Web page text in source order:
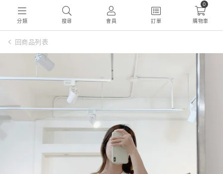
分類 搜尋 會員 訂單
0
購物車
回商品列表